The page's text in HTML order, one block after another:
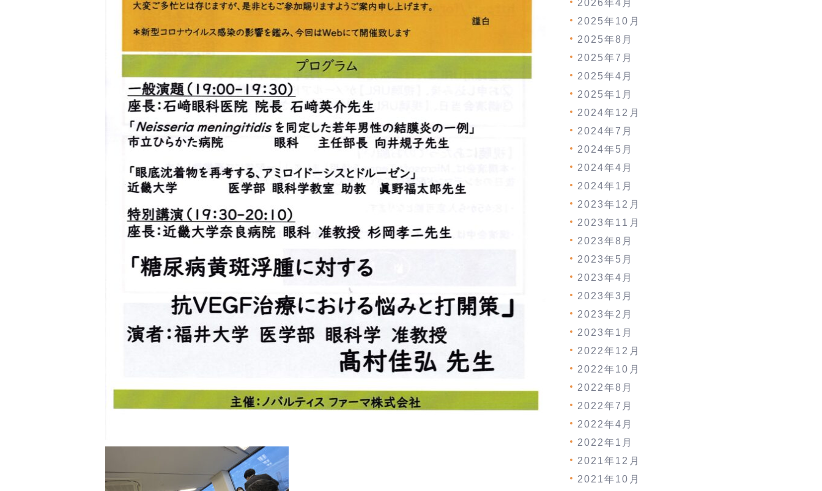
2026年4月
2025年10月
2025年8月
2025年7月
2025年4月
2025年1月
2024年12月
2024年7月
2024年5月
2024年4月
2024年1月
2023年12月
2023年11月
2023年8月
2023年5月
2023年4月
2023年3月
2023年2月
2023年1月
2022年12月
2022年10月
2022年8月
2022年7月
2022年4月
2022年1月
2021年12月
2021年10月